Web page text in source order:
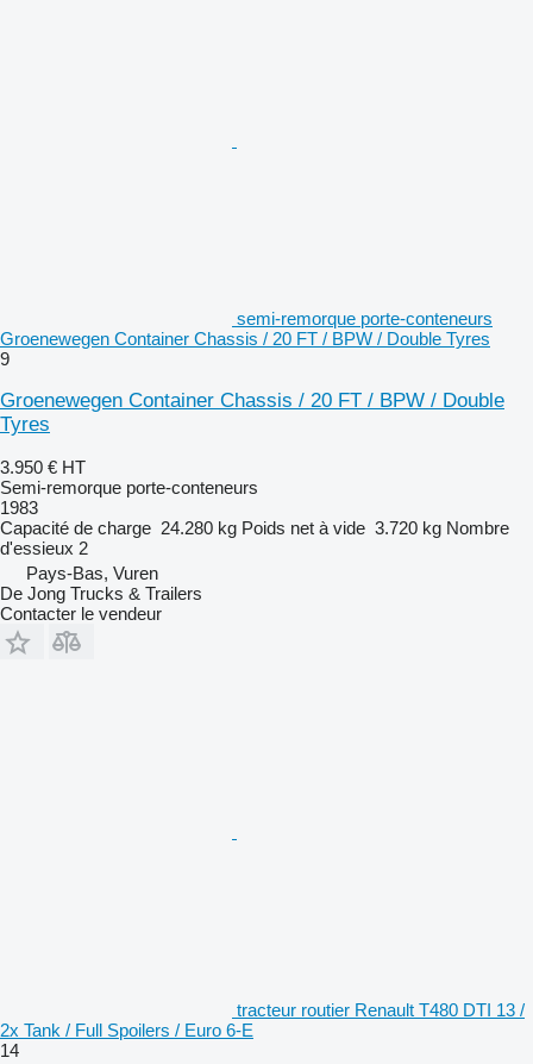
semi-remorque porte-conteneurs
Groenewegen Container Chassis / 20 FT / BPW / Double Tyres
9
Groenewegen Container Chassis / 20 FT / BPW / Double
Tyres
3.950 € HT
Semi-remorque porte-conteneurs
1983
Capacité de charge 24.280 kg Poids net à vide 3.720 kg Nombre
d'essieux 2
Pays-Bas, Vuren
De Jong Trucks & Trailers
Contacter le vendeur
tracteur routier Renault T480 DTI 13 /
2x Tank / Full Spoilers / Euro 6-E
14